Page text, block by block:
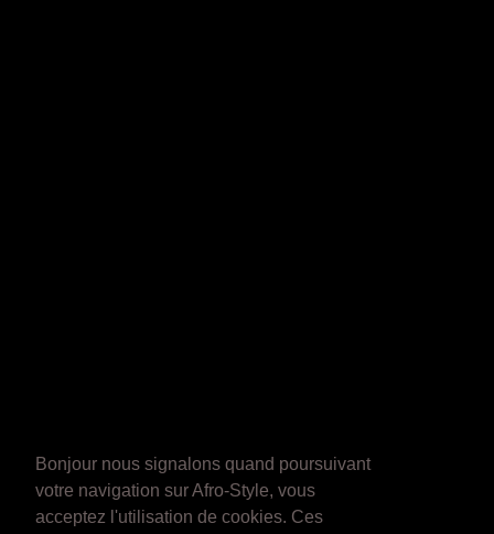
Bonjour nous signalons quand poursuivant
votre navigation sur Afro-Style, vous
acceptez l'utilisation de cookies. Ces